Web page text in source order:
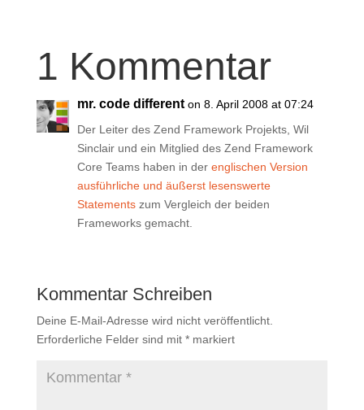
1 Kommentar
mr. code different on 8. April 2008 at 07:24
Der Leiter des Zend Framework Projekts, Wil
Sinclair und ein Mitglied des Zend Framework
Core Teams haben in der englischen Version
ausführliche und äußerst lesenswerte
Statementszum Vergleich der beiden
Frameworks gemacht.
Kommentar Schreiben
Deine E-Mail-Adresse wird nicht veröffentlicht.
Erforderliche Felder sind mit *markiert